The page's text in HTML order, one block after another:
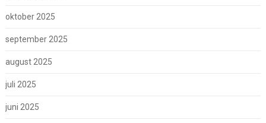
oktober 2025
september 2025
august 2025
juli 2025
juni 2025